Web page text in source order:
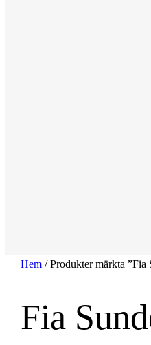
Hem / Produkter märkta ”Fia
Fia